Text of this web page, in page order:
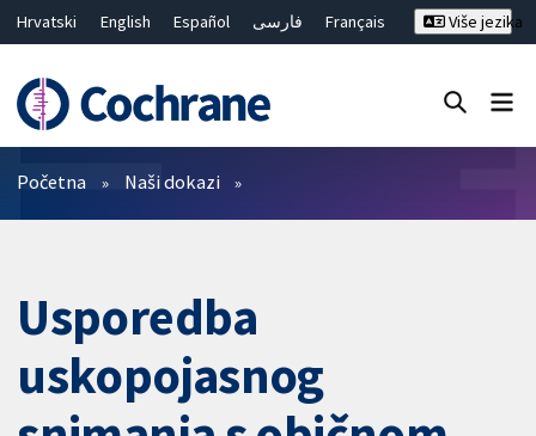
Hrvatski English Español فارسی
Français
繁體中文
简体中文
Više jezika
Prečistači
Početna Naši dokazi
Usporedba
uskopojasnog